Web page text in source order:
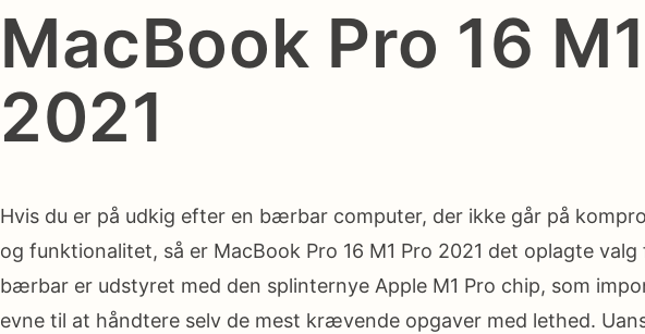
MacBook Pro 16
2021
Hvis du er på udkig efter en bærbar computer, der ikke går på
og funktionalitet, så er MacBook Pro 16 M1 Pro 2021 det oplagte
bærbar er udstyret med den splinternye Apple M1 Pro chip, som
evne til at håndtere selv de mest krævende opgaver med lethed.